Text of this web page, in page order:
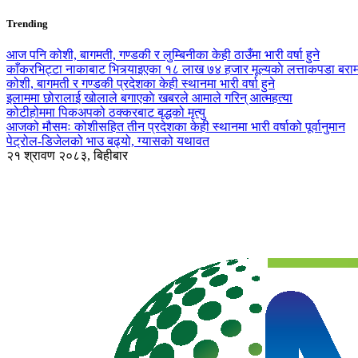
Trending
आज पनि कोशी, बागमती, गण्डकी र लुम्बिनीका केही ठाउँमा भारी वर्षा हुने
काँकरभिट्टा नाकाबाट भित्र्याइएका १८ लाख ७४ हजार मूल्यकाे लत्ताकपडा
कोशी, बागमती र गण्डकी प्रदेशका केही स्थानमा भारी वर्षा हुने
इलाममा छोरालाई खोलाले बगाएकाे खबरले आमाले गरिन् आत्महत्या
कोटीहोममा पिकअपको ठक्करबाट बृद्धको मृत्यु
आजको मौसमः कोशीसहित तीन प्रदेशका केही स्थानमा भारी वर्षाको पूर्वानुमान
पेट्रोल-डिजेलको भाउ बढ्यो, ग्यासको यथावत
२१ श्रावण २०८३, बिहीबार